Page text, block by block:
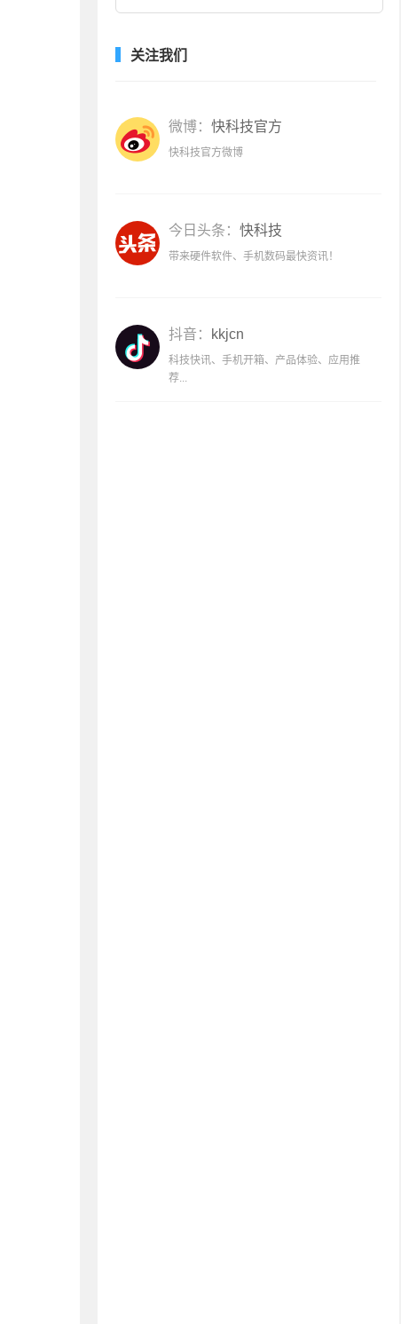
关注我们
微博： 快科技官方
快科技官方微博
今日头条： 快科技
带来硬件软件、手机数码最快资讯！
抖音： kkjcn
科技快讯、手机开箱、产品体验、应用推
荐...